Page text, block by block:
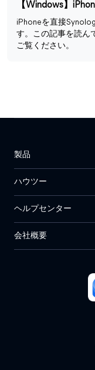
iPhoneを直接
す。この記事を読ん
ご覧ください。
製品
ハウツー
ヘルプセンター
会社概要